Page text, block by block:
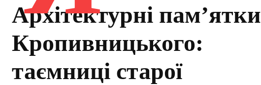
Архітектурні пам’ятки
Кропивницького:
таємниці старої